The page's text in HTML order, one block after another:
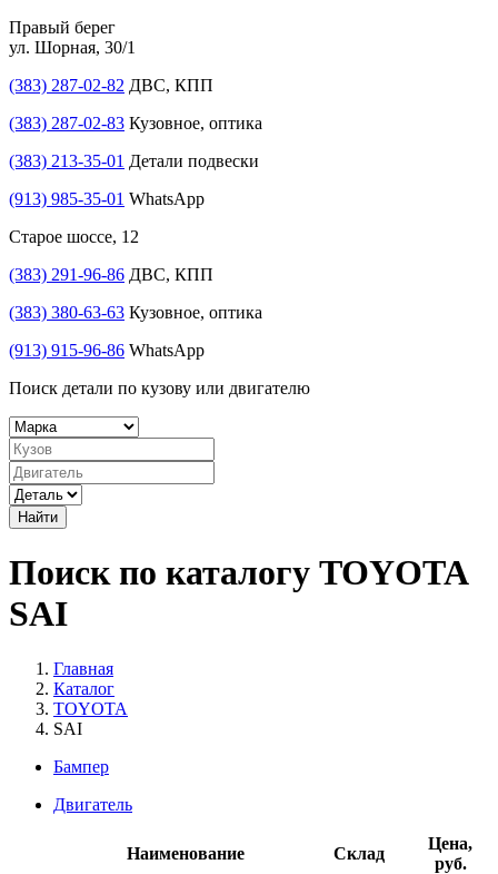
Правый берег
ул. Шорная, 30/1
(383) 287-02-82 ДВС, КПП
(383) 287-02-83 Кузовное, оптика
(383) 213-35-01 Детали подвески
(913) 985-35-01 WhatsApp
Старое шоссе, 12
(383) 291-96-86 ДВС, КПП
(383) 380-63-63 Кузовное, оптика
(913) 915-96-86 WhatsApp
Поиск детали по кузову или двигателю
Найти
Поиск по каталогу TOYOTA
SAI
Главная
Каталог
TOYOTA
SAI
Бампер
Двигатель
Наименование Склад
Цена,
руб.